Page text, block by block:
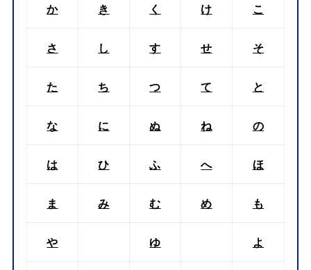
か き く け こ
さ し す せ そ
た ち つ て と
な に ぬ ね の
は ひ ふ へ ほ
ま み む め も
や ゆ よ